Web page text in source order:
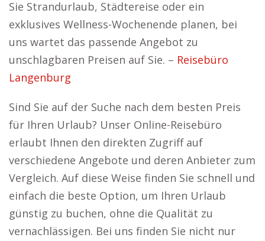
Sie Strandurlaub, Städtereise oder ein
exklusives Wellness-Wochenende planen, bei
uns wartet das passende Angebot zu
unschlagbaren Preisen auf Sie. – Reisebüro
Langenburg
Sind Sie auf der Suche nach dem besten Preis
für Ihren Urlaub? Unser Online-Reisebüro
erlaubt Ihnen den direkten Zugriff auf
verschiedene Angebote und deren Anbieter zum
Vergleich. Auf diese Weise finden Sie schnell und
einfach die beste Option, um Ihren Urlaub
günstig zu buchen, ohne die Qualität zu
vernachlässigen. Bei uns finden Sie nicht nur